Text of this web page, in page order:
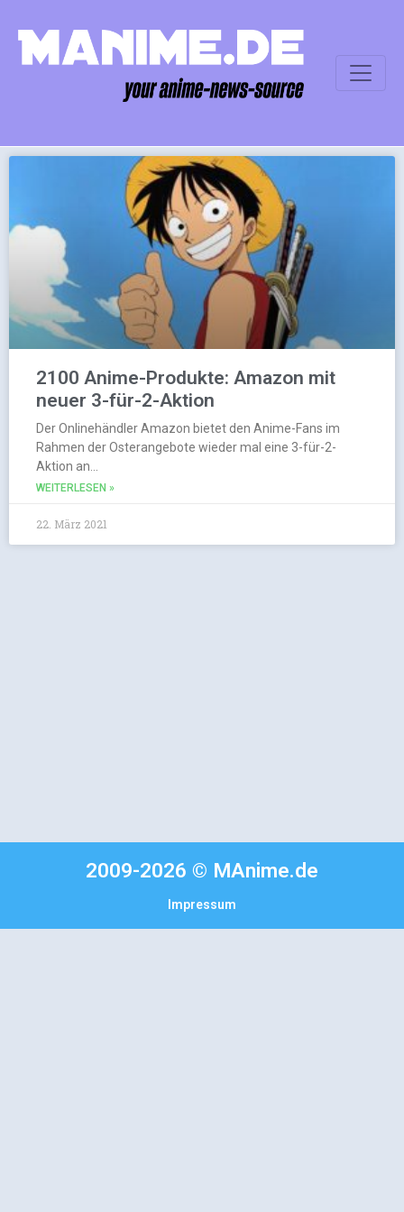
2100 Anime-Produkte: Amazon mit
neuer 3-für-2-Aktion
Der Onlinehändler Amazon bietet den Anime-Fans im
Rahmen der Osterangebote wieder mal eine 3-für-2-
Aktion an…
WEITERLESEN »
22. März 2021
2009-2026 © MAnime.de
Impressum